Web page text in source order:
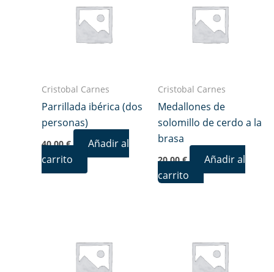
Cristobal Carnes
Parrillada ibérica (dos
personas)
40,00€
Añadir al
carrito
Cristobal Carnes
Medallones de
solomillo de cerdo a la
brasa
20,00€
Añadir al
carrito